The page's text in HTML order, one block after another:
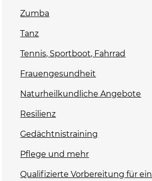
Zumba
Tanz
Tennis, Sportboot, Fahrrad
Frauengesundheit
Naturheilkundliche Angebote
Resilienz
Gedächtnistraining
Pflege und mehr
Qualifizierte Vorbereitung für ein